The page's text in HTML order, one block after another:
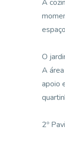
A
O
A
apoio
2º